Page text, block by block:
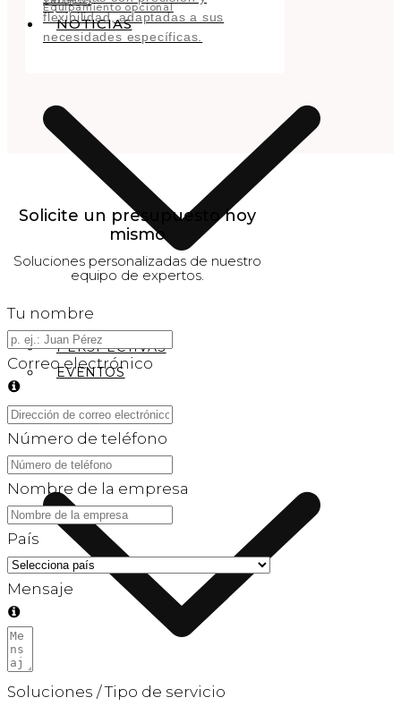
Equipamiento opcional
NOTICIAS
PERSPECTIVAS
EVENTOS
APOYO
flexibilidad, adaptadas a sus
necesidades específicas.
Solicite un presupuesto hoy
mismo
Soluciones personalizadas de nuestro
equipo de expertos.
Tu nombre
Correo electrónico
Número de teléfono
Nombre de la empresa
País
Mensaje
Soluciones / Tipo de servicio